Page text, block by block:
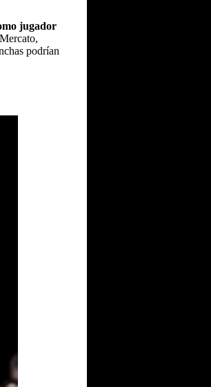
jugador
,
podrían